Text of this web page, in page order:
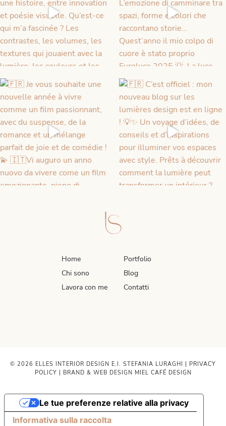
Home
Chi sono
Lavora con me
Portfolio
Blog
Contatti
© 2026 ELLES INTERIOR DESIGN E.I. STEFANIA LURAGHI | PRIVACY
POLICY | BRAND & WEB DESIGN MIEL CAFÉ DESIGN
Informativa sulla raccolta
Le tue preferenze relative alla privacy